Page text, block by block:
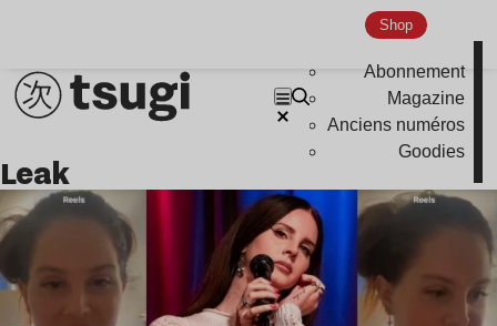
Shop
Abonnement
Magazine
Anciens numéros
Goodies
leak